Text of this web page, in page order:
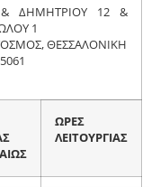
ΔΗΜΗΤΡΙΟΥ 12 &
1
ΘΕΣΣΑΛΟΝΙΚΗ
ΩΡΕΣ
ΛΕΙΤΟΥΡΓΙΑΣ